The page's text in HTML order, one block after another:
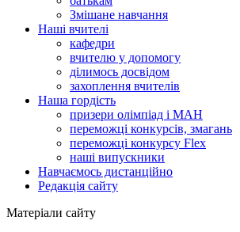
Змішане навчання
Наші вчителі
кафедри
вчителю у допомогу
ділимось досвідом
захоплення вчителів
Наша гордість
призери олімпіад і МАН
переможці конкурсів, змагань
переможці конкурсу Flex
наші випускники
Навчаємось дистанційно
Редакція сайту
Матеріали сайту